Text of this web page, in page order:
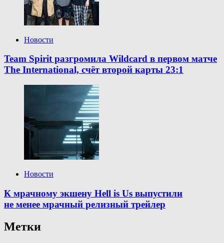
Новости
Team Spirit разгромила Wildcard в первом матче
The International, счёт второй карты 23:1
Новости
К мрачному экшену Hell is Us выпустили
не менее мрачный релизный трейлер
Метки